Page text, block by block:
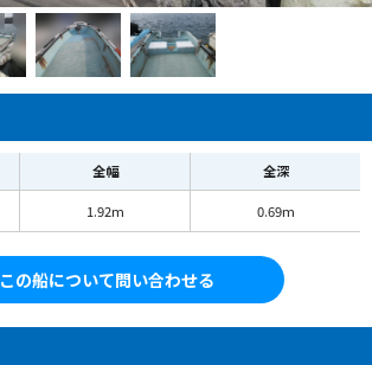
全幅 全深
1.92m 0.69m
この船について問い合わせる